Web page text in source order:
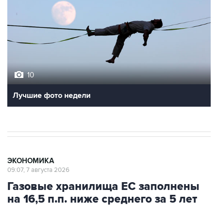
10
Лучшие фото недели
ЭКОНОМИКА
09:07, 7 августа 2026
Газовые хранилища ЕС заполнены
на 16,5 п.п. ниже среднего за 5 лет